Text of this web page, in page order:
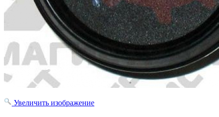
Увеличить изображение